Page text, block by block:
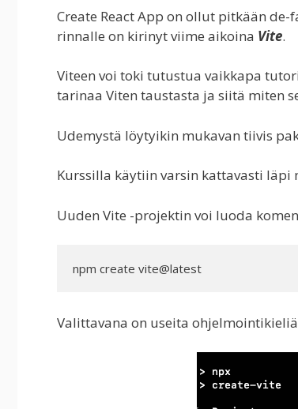
Create React App on ollut pitkään
rinnalle on kirinyt viime aikoina Vite.
Viteen voi toki tutustua vaikkapa
tarinaa Viten taustasta ja siitä miten
Udemystä löytyikin mukavan tiivis
Kurssilla käytiin varsin kattavasti läpi
Uuden Vite -projektin voi luoda
npm create vite@latest
Valittavana on useita